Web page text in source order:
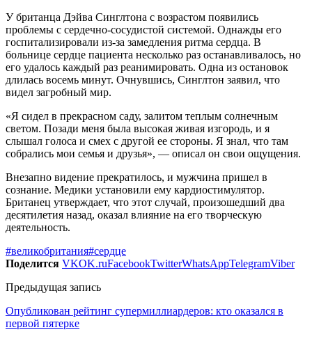
У британца Дэйва Синглтона с возрастом появились
проблемы с сердечно-сосудистой системой. Однажды его
госпитализировали из-за замедления ритма сердца. В
больнице сердце пациента несколько раз останавливалось, но
его удалось каждый раз реанимировать. Одна из остановок
длилась восемь минут. Очнувшись, Синглтон заявил, что
видел загробный мир.
«Я сидел в прекрасном саду, залитом теплым солнечным
светом. Позади меня была высокая живая изгородь, и я
слышал голоса и смех с другой ее стороны. Я знал, что там
собрались мои семья и друзья», — описал он свои ощущения.
Внезапно видение прекратилось, и мужчина пришел в
сознание. Медики установили ему кардиостимулятор.
Британец утверждает, что этот случай, произошедший два
десятилетия назад, оказал влияние на его творческую
деятельность.
#великобритания#сердце
Поделится VKOK.ruFacebookTwitterWhatsAppTelegramViber
Предыдущая запись
Опубликован рейтинг супермиллиардеров: кто оказался в
первой пятерке